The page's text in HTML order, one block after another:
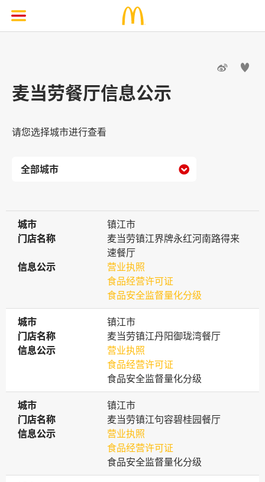
 
麦当劳餐厅信息公示
请您选择城市进行查看

城市
城市
镇江市
门店名称
门店名称
麦当劳镇江界牌永红河南路得来
速餐厅
信息公示
信息公示
营业执照
食品经营许可证
食品安全监督量化分级
城市
城市
镇江市
门店名称
门店名称
麦当劳镇江丹阳御珑湾餐厅
信息公示
信息公示
营业执照
食品经营许可证
食品安全监督量化分级
城市
城市
镇江市
门店名称
门店名称
麦当劳镇江句容碧桂园餐厅
信息公示
信息公示
营业执照
食品经营许可证
食品安全监督量化分级